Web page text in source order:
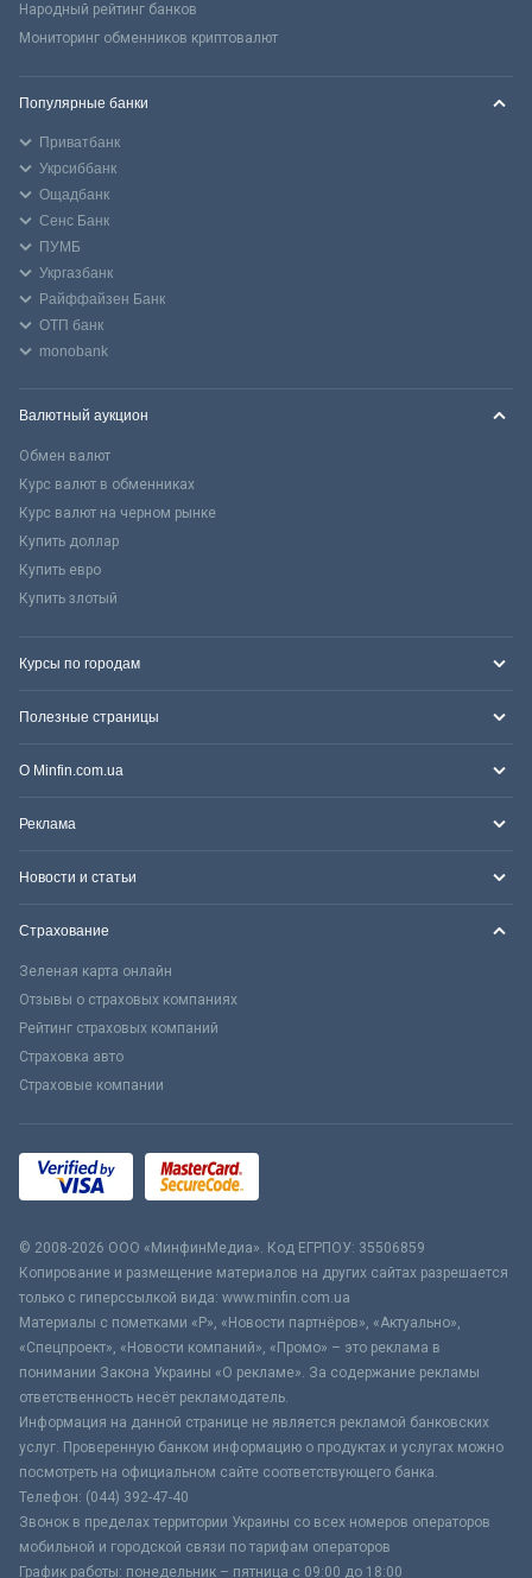
Народный рейтинг банков
Мониторинг обменников криптовалют
Популярные банки
Приватбанк
Укрсиббанк
Ощадбанк
Сенс Банк
ПУМБ
Укргазбанк
Райффайзен Банк
ОТП банк
monobank
Валютный аукцион
Обмен валют
Курс валют в обменниках
Курс валют на черном рынке
Купить доллар
Купить евро
Купить злотый
Курсы по городам
Полезные страницы
О Minfin.com.ua
Реклама
Новости и статьи
Страхование
Зеленая карта онлайн
Отзывы о страховых компаниях
Рейтинг страховых компаний
Страховка авто
Страховые компании
© 2008-2026 ООО «МинфинМедиа». Код ЕГРПОУ: 35506859
Копирование и размещение материалов на других сайтах разрешается
только с гиперссылкой вида: www.minfin.com.ua
Материалы с пометками «Р», «Новости партнёров», «Актуально»,
«Спецпроект», «Новости компаний», «Промо» – это реклама в
понимании Закона Украины «О рекламе». За содержание рекламы
ответственность несёт рекламодатель.
Информация на данной странице не является рекламой банковских
услуг. Проверенную банком информацию о продуктах и услугах можно
посмотреть на официальном сайте соответствующего банка.
Телефон: (044) 392-47-40
Звонок в пределах территории Украины со всех номеров операторов
мобильной и городской связи по тарифам операторов
График работы: понедельник – пятница с 09:00 до 18:00